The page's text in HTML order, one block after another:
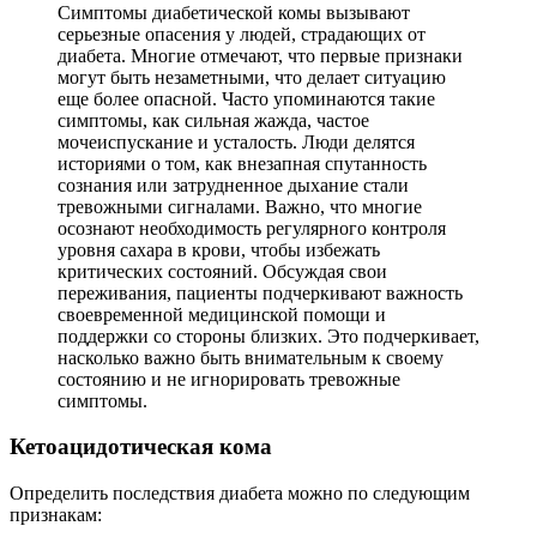
Симптомы диабетической комы вызывают
серьезные опасения у людей, страдающих от
диабета. Многие отмечают, что первые признаки
могут быть незаметными, что делает ситуацию
еще более опасной. Часто упоминаются такие
симптомы, как сильная жажда, частое
мочеиспускание и усталость. Люди делятся
историями о том, как внезапная спутанность
сознания или затрудненное дыхание стали
тревожными сигналами. Важно, что многие
осознают необходимость регулярного контроля
уровня сахара в крови, чтобы избежать
критических состояний. Обсуждая свои
переживания, пациенты подчеркивают важность
своевременной медицинской помощи и
поддержки со стороны близких. Это подчеркивает,
насколько важно быть внимательным к своему
состоянию и не игнорировать тревожные
симптомы.
Кетоацидотическая кома
Определить последствия диабета можно по следующим
признакам: